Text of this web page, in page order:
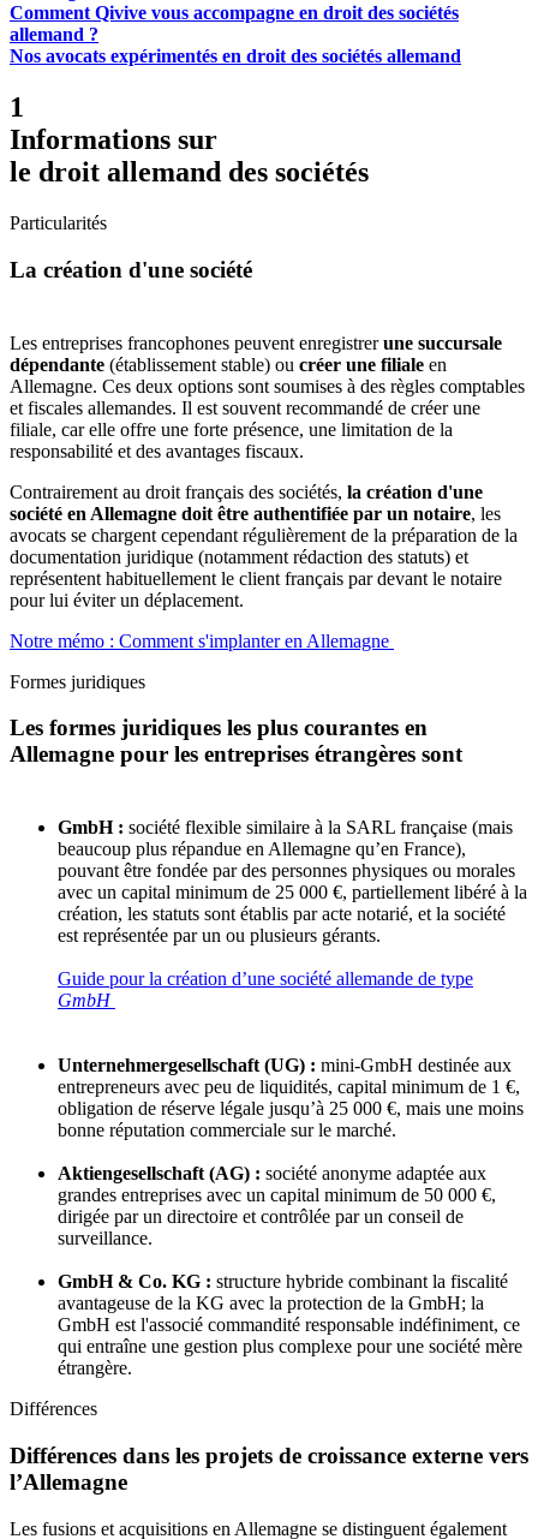
Comment Qivive vous accompagne en droit des sociétés
allemand ?
Nos avocats expérimentés en droit des sociétés allemand
1
Informations sur
le droit allemand des sociétés
Particularités
La création d'une société
Les entreprises francophones peuvent enregistrerune succursale
dépendante (établissement stable) ou créer une filiale en
Allemagne. Ces deux options sont soumises à des règles comptables
et fiscales allemandes. Il est souvent recommandé de créer une
filiale, car elle offre une forte présence, une limitation de la
responsabilité et des avantages fiscaux.
Contrairement au droit français des sociétés, la création d'une
société en Allemagne doit être authentifiée par un notaire, les
avocats se chargent cependant régulièrement de la préparation de la
documentation juridique (notamment rédaction des statuts) et
représentent habituellement le client français par devant le notaire
pour lui éviter un déplacement.
Notre mémo : Comment s'implanter en Allemagne
Formes juridiques
Les formes juridiques les plus courantes en
Allemagne pour les entreprises étrangères sont
GmbH : société flexible similaire à la SARL française (mais
beaucoup plus répandue en Allemagne qu’en France),
pouvant être fondée par des personnes physiques ou morales
avec un capital minimum de 25 000 €, partiellement libéré à la
création, les statuts sont établis par acte notarié, et la société
est représentée par un ou plusieurs gérants.
Guide pour la création d’une société allemande de type
GmbH
Unternehmergesellschaft (UG) : mini-GmbH destinée aux
entrepreneurs avec peu de liquidités, capital minimum de 1 €,
obligation de réserve légale jusqu’à 25 000 €, mais une moins
bonne réputation commerciale sur le marché.
Aktiengesellschaft (AG) : société anonyme adaptée aux
grandes entreprises avec un capital minimum de 50 000 €,
dirigée par un directoire et contrôlée par un conseil de
surveillance.
GmbH & Co. KG : structure hybride combinant la fiscalité
avantageuse de la KG avec la protection de la GmbH; la
GmbH est l'associé commandité responsable indéfiniment, ce
qui entraîne une gestion plus complexe pour une société mère
étrangère.
Différences
Différences dans les projets de croissance externe vers
l’Allemagne
Les fusions et acquisitions en Allemagne se distinguent également